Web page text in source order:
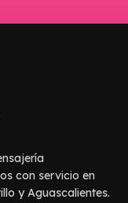
con servicio en
y Aguascalientes.